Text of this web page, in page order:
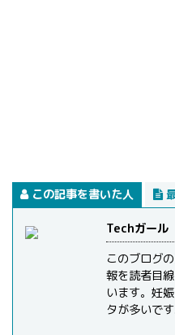
この記事を書いた人
Techガール
このブログ
報を読者目
います。妊
タが多いです